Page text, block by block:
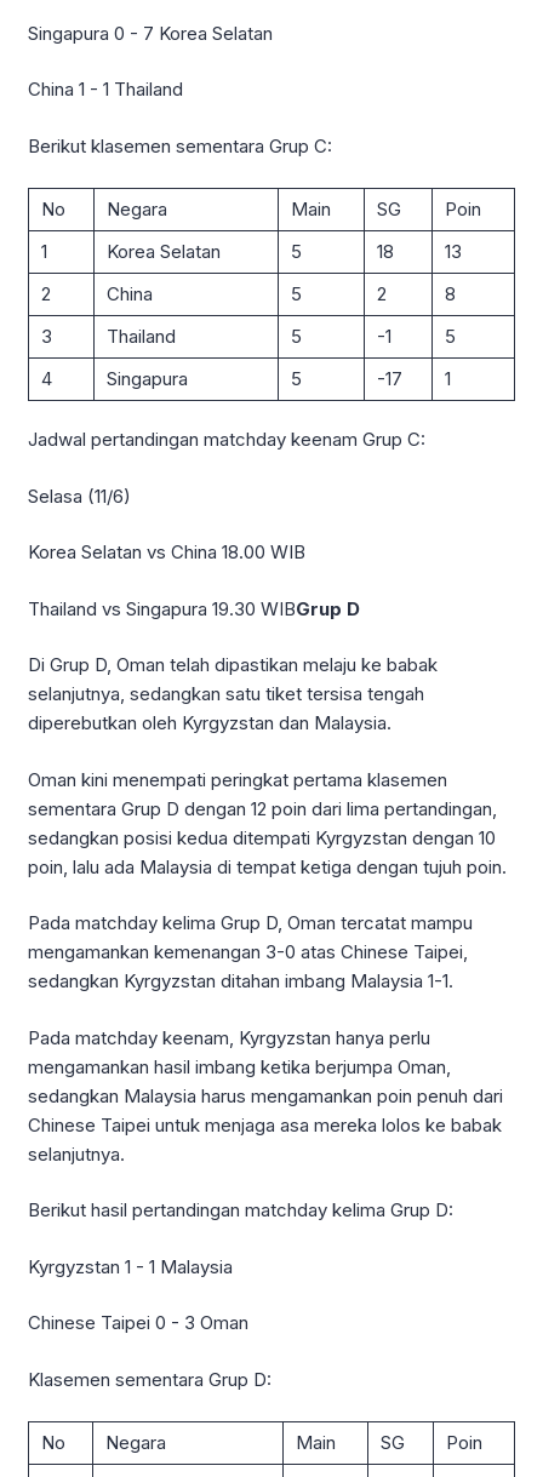
Singapura 0 - 7 Korea Selatan
China 1 - 1 Thailand
Berikut klasemen sementara Grup C:
No Negara Main SG
Poin
1
Korea Selatan 5 18
13
2
China 5 2
8
3
Thailand 5 -1
5
4
Singapura 5 -17 1
Jadwal pertandingan matchday keenam Grup C:
Selasa (11/6)
Korea Selatan vs China 18.00 WIB
Thailand vs Singapura 19.30 WIBGrup D
Di Grup D, Oman telah dipastikan melaju ke babak
selanjutnya, sedangkan satu tiket tersisa tengah
diperebutkan oleh Kyrgyzstan dan Malaysia.
Oman kini menempati peringkat pertama klasemen
sementara Grup D dengan 12 poin dari lima pertandingan,
sedangkan posisi kedua ditempati Kyrgyzstan dengan 10
poin, lalu ada Malaysia di tempat ketiga dengan tujuh poin.
Pada matchday kelima Grup D, Oman tercatat mampu
mengamankan kemenangan 3-0 atas Chinese Taipei,
sedangkan Kyrgyzstan ditahan imbang Malaysia 1-1.
Pada matchday keenam, Kyrgyzstan hanya perlu
mengamankan hasil imbang ketika berjumpa Oman,
sedangkan Malaysia harus mengamankan poin penuh dari
Chinese Taipei untuk menjaga asa mereka lolos ke babak
selanjutnya.
Berikut hasil pertandingan matchday kelima Grup D:
Kyrgyzstan 1 - 1 Malaysia
Chinese Taipei 0 - 3 Oman
Klasemen sementara Grup D:
No Negara Main SG
Poin